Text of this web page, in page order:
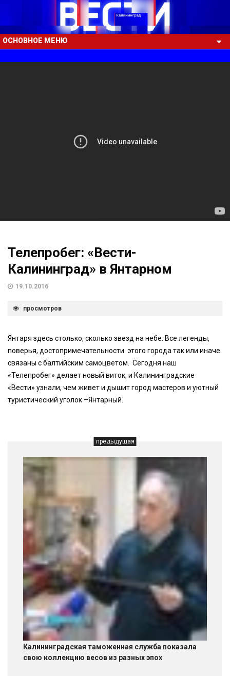
ОСНОВНОЕ МЕНЮ
Телепробег: «Вести-
Калининград» в Янтарном
19.10.2016
просмотров
Янтаря здесь столько, сколько звезд на небе. Все легенды,
поверья, достопримечательности этого города так или иначе
связаны с балтийским самоцветом. Сегодня наш
«Телепробег» делает новый виток, и Калининградские
«Вести» узнали, чем живет и дышит город мастеров и уютный
туристический уголок –Янтарный.
предыдущая
Калининградская таможенная служба показала
свою коллекцию весов из разных эпох